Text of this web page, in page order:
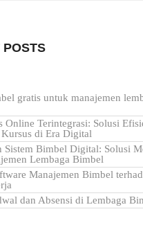
POSTS
gratis untuk manajemen
Online Terintegrasi: Solusi
di Era Digital
Sistem Bimbel Digital: Solusi
Lembaga Bimbel
Manajemen Bimbel
dan Absensi di Lembaga